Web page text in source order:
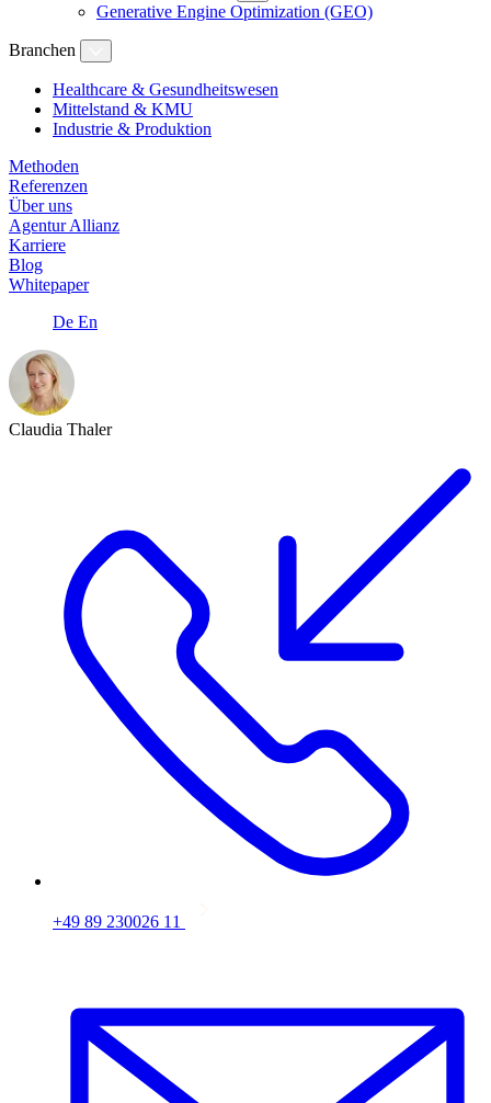
Generative Engine Optimization (GEO)
Branchen
Healthcare & Gesundheitswesen
Mittelstand & KMU
Industrie & Produktion
Methoden
Referenzen
Über uns
Agentur Allianz
Karriere
Blog
Whitepaper
De En
Claudia Thaler
+49 89 230026 11